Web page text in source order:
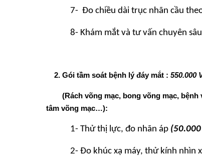
7- Đo chiều dài trục nhãn cầu
8- Khám mắt và tư vấn chuyên
2. Gói tầm soát bệnh lý đáy mắt : 550.000
(Rách võng mạc, bong võng mạc, bệnh
tâm võng mạc…):
1- Thử thị lực, đo nhãn áp
2- Đo khúc xạ máy, thử kính nhìn